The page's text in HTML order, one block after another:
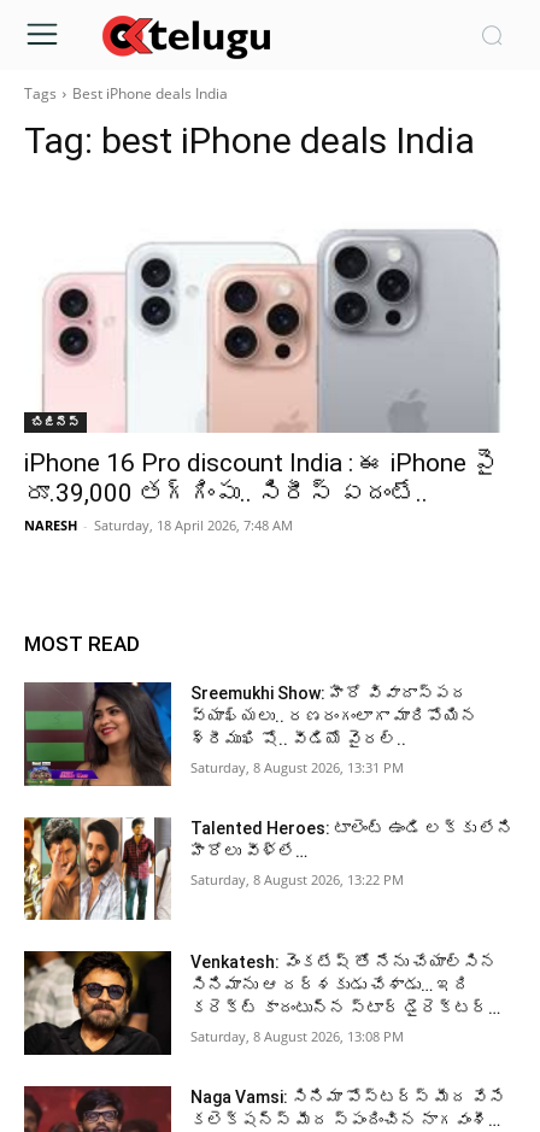
Tags Best iPhone deals India
Tag: best iPhone deals India
బిజినెస్
iPhone 16 Pro discount India : ఈ iPhone పై
రూ.39,000 తగ్గింపు.. సిరీస్ ఏదంటే..
NARESH - Saturday, 18 April 2026, 7:48 AM
MOST READ
Sreemukhi Show: హీరో వివాదాస్పద
వ్యాఖ్యలు.. రణరంగంలాగా మారిపోయిన
శ్రీముఖి షో.. వీడియో వైరల్..
Saturday, 8 August 2026, 13:31 PM
Talented Heroes: టాలెంట్ ఉండి లక్కు లేని
హీరోలు వీళ్లే…
Saturday, 8 August 2026, 13:22 PM
Venkatesh: వెంకటేష్ తో నేను చేయాల్సిన
సినిమాను ఆ దర్శకుడు చేశాడు… ఇది
కరెక్ట్ కాదంటున్న స్టార్ డైరెక్టర్…
Saturday, 8 August 2026, 13:08 PM
Naga Vamsi: సినిమా పోస్టర్స్ మీద వేసే
కలెక్షన్స్ మీద స్పందించిన నాగవంశీ…